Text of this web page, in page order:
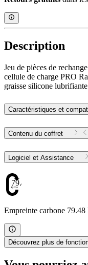
Description
Jeu de pièces de
cellule de charge PRO
graisse silicone
Caractéristiques et
Contenu du coffret
Logiciel et Assistance
79.48
Empreinte carbone
Découvrez plus de